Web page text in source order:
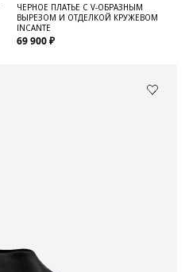
ЧЕРНОЕ ПЛАТЬЕ С V-ОБРАЗНЫМ
ВЫРЕЗОМ И ОТДЕЛКОЙ КРУЖЕВОМ
INCANTE
69 900 ₽